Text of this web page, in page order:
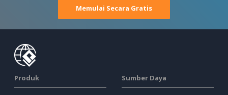
Memulai Secara Gratis
Produk Sumber Daya